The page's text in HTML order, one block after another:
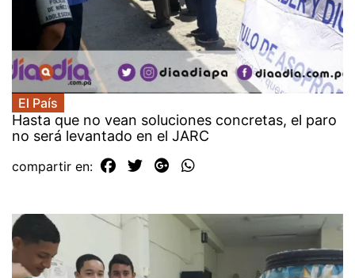
El País
Hasta que no vean soluciones concretas, el paro
no será levantado en el JARC
compartir en: